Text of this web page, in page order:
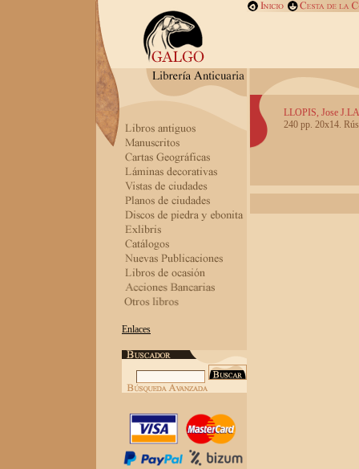
Enlaces
LLOPIS, Jose
240 pp. 20x14.